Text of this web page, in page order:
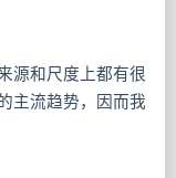
源和尺度上都有很
主流趋势，因而我